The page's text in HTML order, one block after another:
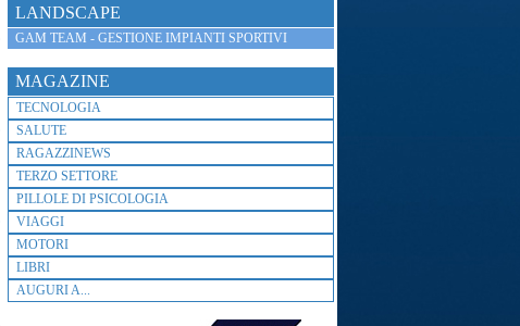
LANDSCAPE
GAM TEAM - GESTIONE IMPIANTI SPORTIVI
MAGAZINE
TECNOLOGIA
SALUTE
RAGAZZINEWS
TERZO SETTORE
PILLOLE DI PSICOLOGIA
VIAGGI
MOTORI
LIBRI
AUGURI A...